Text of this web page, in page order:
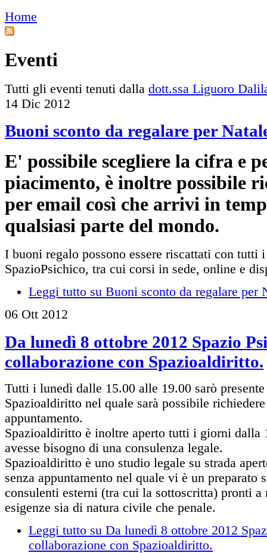
Home
Eventi
Tutti gli eventi tenuti dalla dott.ssa Liguoro
14 Dic 2012
Buoni sconto da regalare per
E' possibile scegliere la cifra e
piacimento, è inoltre possibile
per email così che arrivi in
qualsiasi parte del mondo.
I buoni regalo possono essere riscattati con tutti
SpazioPsichico, tra cui corsi in sede, online e
Leggi tutto su Buoni sconto da regalare per
06 Ott 2012
Da lunedì 8 ottobre 2012 Spazio
collaborazione con Spazioaldiritto.
Tutti i lunedì dalle 15.00 alle 19.00 sarò
Spazioaldiritto nel quale sarà possibile
appuntamento.
Spazioaldiritto è inoltre aperto tutti i giorni dalla
avesse bisogno di una consulenza legale.
Spazioaldiritto è uno studio legale su strada
senza appuntamento nel quale vi è un preparato
consulenti esterni (tra cui la sottoscritta) pronti a
esigenze sia di natura civile che penale.
Leggi tutto su Da lunedì 8 ottobre 2012
collaborazione con Spazioaldiritto.